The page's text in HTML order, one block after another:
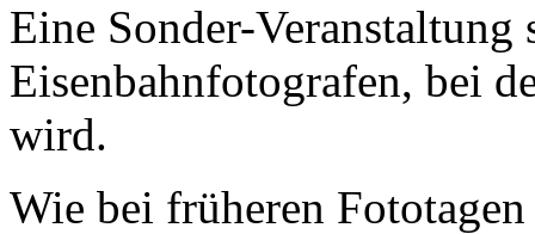
Eine Sonder-
Eisenbahnfotografen, bei
wird.
Wie bei früheren